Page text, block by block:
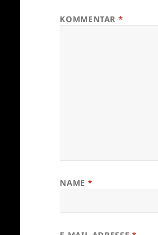
KOMMENTAR *
NAME *